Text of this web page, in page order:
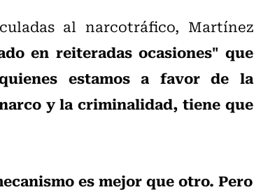
al narcotráfico, Martínez
en reiteradas ocasiones" que
estamos a favor de la
y la criminalidad, tiene que
es mejor que otro. Pero